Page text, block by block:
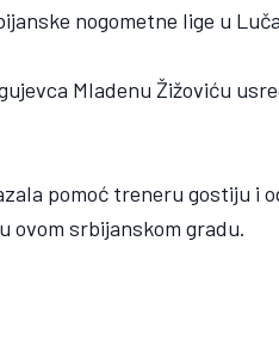
nogometne lige u
Mladenu Žižoviću
pomoć treneru gostiju i
ovom srbijanskom gradu.